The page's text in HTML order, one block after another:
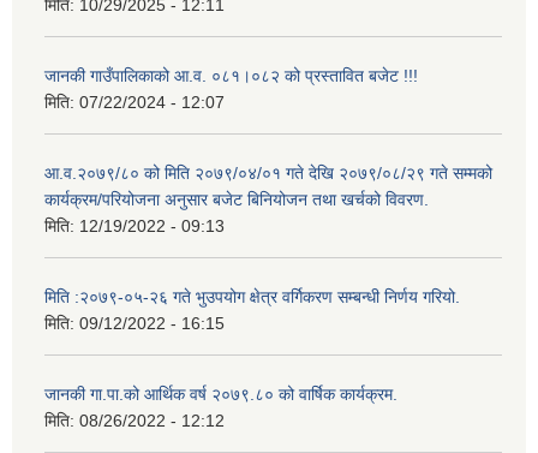
मिति: 10/29/2025 - 12:11
जानकी गाउँपालिकाको आ.व. ०८१।०८२ को प्रस्तावित बजेट !!!
मिति: 07/22/2024 - 12:07
आ.व.२०७९/८० को मिति २०७९/०४/०१ गते देखि २०७९/०८/२९ गते सम्मको
कार्यक्रम/परियोजना अनुसार बजेट बिनियोजन तथा खर्चको विवरण.
मिति: 12/19/2022 - 09:13
मिति :२०७९-०५-२६ गते भुउपयोग क्षेत्र वर्गिकरण सम्बन्धी निर्णय गरियो.
मिति: 09/12/2022 - 16:15
जानकी गा.पा.को आर्थिक वर्ष २०७९.८० को वार्षिक कार्यक्रम.
मिति: 08/26/2022 - 12:12